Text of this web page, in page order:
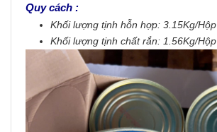
Quy cách :
Khối lượng tịnh hỗn hợp: 3.15Kg/Hộp
Khối lượng tịnh chất rắn: 1.56Kg/Hộp